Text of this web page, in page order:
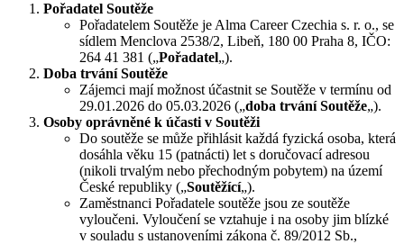
Pořadatel Soutěže
Pořadatelem Soutěže je Alma Career Czechia s. r. o., se
sídlem Menclova 2538/2, Libeň, 180 00 Praha 8, IČO:
264 41 381 („Pořadatel„).
Doba trvání Soutěže
Zájemci mají možnost účastnit se Soutěže v termínu od
29.01.2026 do 05.03.2026 („doba trvání Soutěže„).
Osoby oprávněné k účasti v Soutěži
Do soutěže se může přihlásit každá fyzická osoba, která
dosáhla věku 15 (patnácti) let s doručovací adresou
(nikoli trvalým nebo přechodným pobytem) na území
České republiky („Soutěžící„).
Zaměstnanci Pořadatele soutěže jsou ze soutěže
vyloučeni. Vyloučení se vztahuje i na osoby jim blízké
v souladu s ustanoveními zákona č. 89/2012 Sb.,